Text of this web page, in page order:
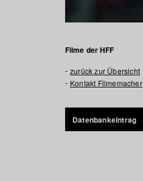
Filme der HFF
zurück zur Übersicht
Kontakt Filmemacher
Datenbankeintrag